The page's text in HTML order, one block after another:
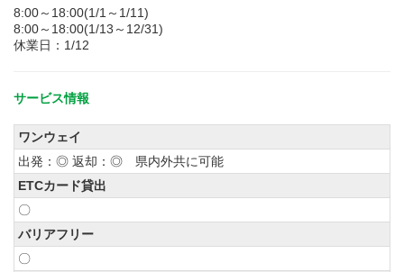
8:00～18:00(1/1～1/11)
8:00～18:00(1/13～12/31)
休業日：1/12
サービス情報
ワンウェイ
出発：◎ 返却：◎ 県内外共に可能
ETCカード貸出
〇
バリアフリー
〇